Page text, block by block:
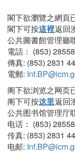
閣下欲瀏覽之網頁
閣下可按這裡返回
公共圖書館管理廳
電話： (853)
傳真: (853) 2831
電郵:
阁下欲浏览之网页
阁下可按这里返回
公共图书馆管理厅
电话： (853)
传真: (853) 2831
电邮: